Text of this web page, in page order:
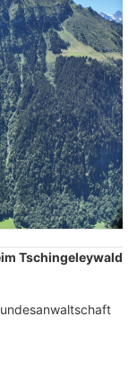
Tschingeleywald